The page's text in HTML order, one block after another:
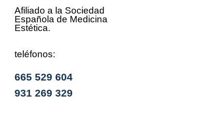
Afiliado a la Sociedad
Española de Medicina
Estética.
teléfonos:
665 529 604
931 269 329